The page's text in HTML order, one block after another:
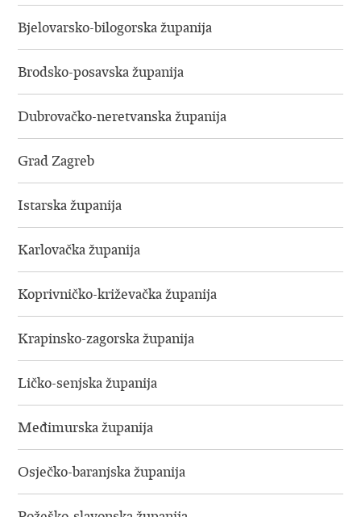
Bjelovarsko-bilogorska županija
Brodsko-posavska županija
Dubrovačko-neretvanska županija
Grad Zagreb
Istarska županija
Karlovačka županija
Koprivničko-križevačka županija
Krapinsko-zagorska županija
Ličko-senjska županija
Međimurska županija
Osječko-baranjska županija